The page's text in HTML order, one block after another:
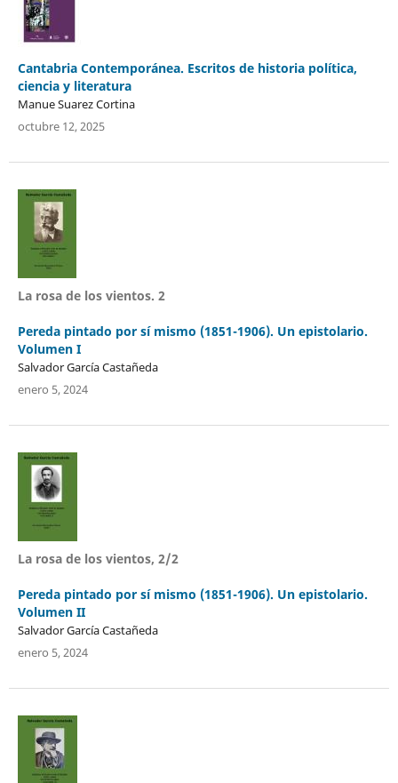
Cantabria Contemporánea. Escritos de historia política,
ciencia y literatura
Manue Suarez Cortina
octubre 12, 2025
La rosa de los vientos. 2
Pereda pintado por sí mismo (1851-1906). Un epistolario.
Volumen I
Salvador García Castañeda
enero 5, 2024
La rosa de los vientos, 2/2
Pereda pintado por sí mismo (1851-1906). Un epistolario.
Volumen II
Salvador García Castañeda
enero 5, 2024